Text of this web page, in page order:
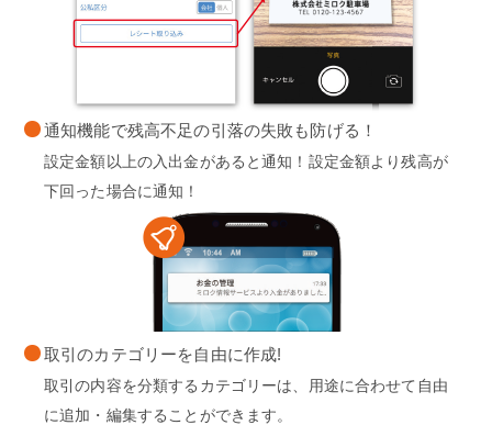
通知機能で残高不足の引落の失敗も防げる！
設定金額以上の入出金があると通知！設定金額より残高が
下回った場合に通知！
取引のカテゴリーを自由に作成!
取引の内容を分類するカテゴリーは、用途に合わせて自由
に追加・編集することができます。